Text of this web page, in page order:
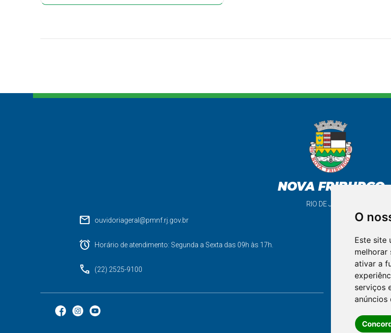
O
Este site
melhorar
ativar a
serviços
anúncios
NOVA FRIBURGO
RIO DE JANEIRO
mail ouvidoriageral@pmnf.rj.gov.br
alarm Horário de atendimento: Segunda a Sexta das 09h às 17h.
phone (22) 2525-9100
FALE